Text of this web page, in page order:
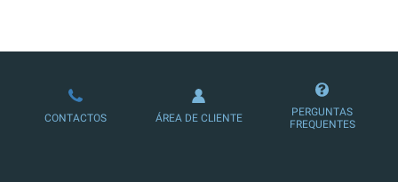
LOJA DE ASSINATURAS
CONTACTOS ÁREA DE CLIENTE
PERGUNTAS
FREQUENTES